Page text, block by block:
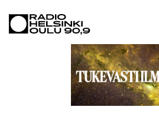
AJANKOHTAISTA
OHJELMAT
TEKIJÄT
ON-DEMAND